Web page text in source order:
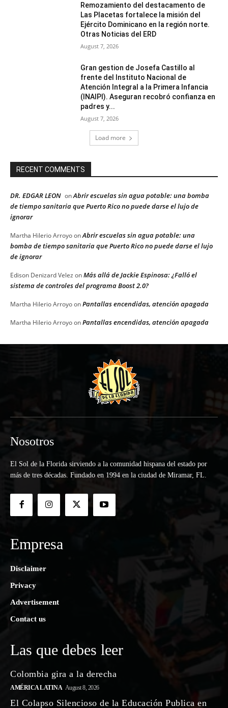
Remozamiento del destacamento de
Las Placetas fortalece la misión del
Ejército Dominicano en la región norte.
Otras Noticias del ERD
August 7, 2026
Gran gestion de Josefa Castillo al
frente del Instituto Nacional de
Atención Integral a la Primera Infancia
(INAIPI). Aseguran recobró confianza en
padres y...
August 7, 2026
Load more
RECENT COMMENTS
DR. EDGAR LEON onAbrir escuelas sin agua potable: una bomba
de tiempo sanitaria que Puerto Rico no puede darse el lujo de
ignorar
Martha Hilerio ArroyoonAbrir escuelas sin agua potable: una
bomba de tiempo sanitaria que Puerto Rico no puede darse el lujo
de ignorar
Edison Denizard Velez onMás allá de Jackie Espinosa: ¿Falló el
sistema de controles del programa Boost 2.0?
Martha Hilerio ArroyoonPantallas encendidas, atención apagada
Martha Hilerio ArroyoonPantallas encendidas, atención apagada
Nosotros
El Sol de la Florida sirviendo a la comunidad hispana del estado por
más de tres décadas. Fundado en 1994 en la ciudad de Miramar, FL.
Empresa
Disclaimer
Privacy
Advertisement
Contact us
Las que debes leer
Colombia gira a la derecha
AMÉRICA LATINA August 8, 2026
El Colapso Silencioso de la Educación Publica en